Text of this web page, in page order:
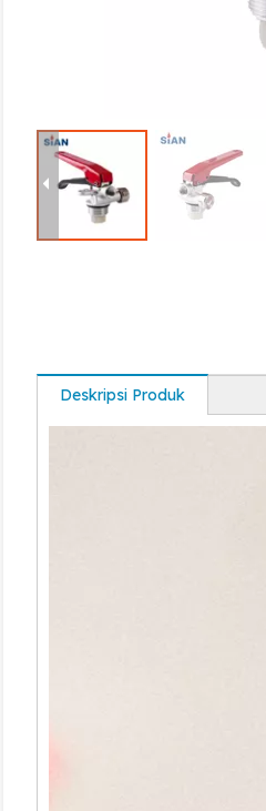
Deskripsi Produk